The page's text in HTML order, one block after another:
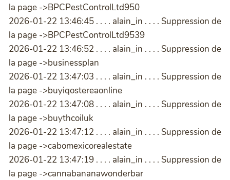
la page ->BPCPestControlLtd950
2026-01-22 13:46:45 . . . . alain_in . . . . Suppression de
la page ->BPCPestControlLtd9539
2026-01-22 13:46:52 . . . . alain_in . . . . Suppression de
la page ->businessplan
2026-01-22 13:47:03 . . . . alain_in . . . . Suppression de
la page ->buyiqostereaonline
2026-01-22 13:47:08 . . . . alain_in . . . . Suppression de
la page ->buythcoiluk
2026-01-22 13:47:12 . . . . alain_in . . . . Suppression de
la page ->cabomexicorealestate
2026-01-22 13:47:19 . . . . alain_in . . . . Suppression de
la page ->cannabananawonderbar